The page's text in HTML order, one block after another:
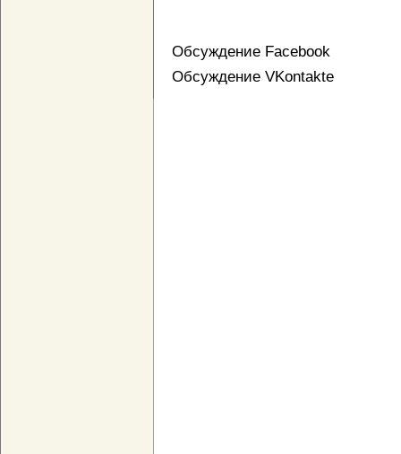
Обсуждение Facebook
Обсуждение VKontakte